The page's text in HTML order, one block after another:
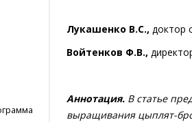
Лукашенко В.С., доктор
Войтенков Ф.В.,
Аннотация. В статье
выращивания цыплят-